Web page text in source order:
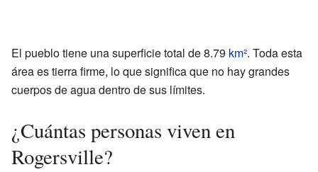
El pueblo tiene una superficie total de 8.79 km². Toda esta
área es tierra firme, lo que significa que no hay grandes
cuerpos de agua dentro de sus límites.
¿Cuántas personas viven en
Rogersville?